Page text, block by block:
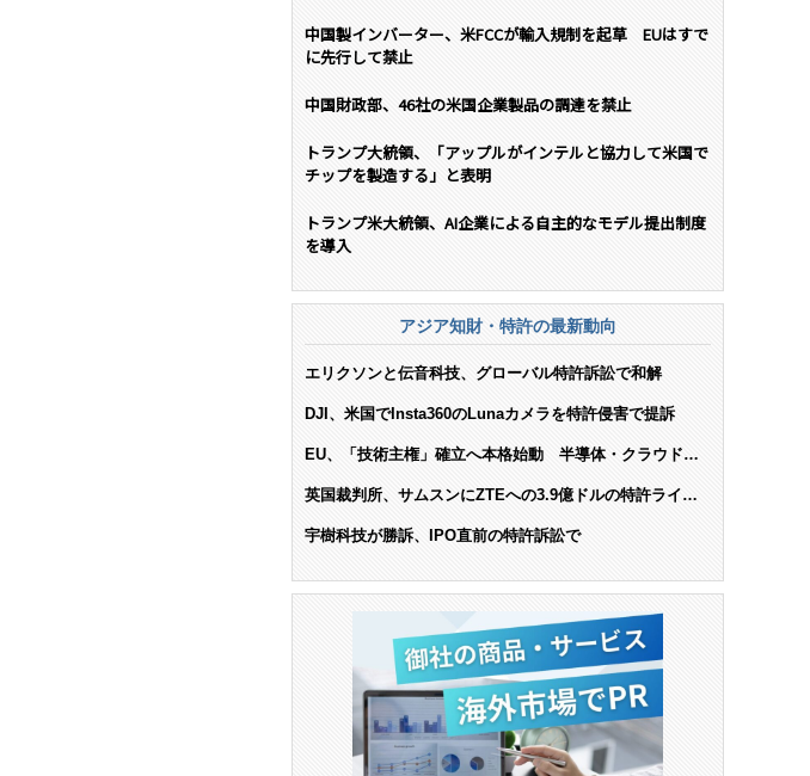
中国製インバーター、米FCCが輸入規制を起草 EUはすで
に先行して禁止
中国財政部、46社の米国企業製品の調達を禁止
トランプ大統領、「アップルがインテルと協力して米国で
チップを製造する」と表明
トランプ米大統領、AI企業による自主的なモデル提出制度
を導入
アジア知財・特許の最新動向
エリクソンと伝音科技、グローバル特許訴訟で和解
DJI、米国でInsta360のLunaカメラを特許侵害で提訴
EU、「技術主権」確立へ本格始動 半導体・クラウド・
英国裁判所、サムスンにZTEへの3.9億ドルの特許ライセ
宇樹科技が勝訴、IPO直前の特許訴訟で